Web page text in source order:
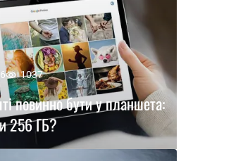
1037
повинно бути у планшета:
256 ГБ?